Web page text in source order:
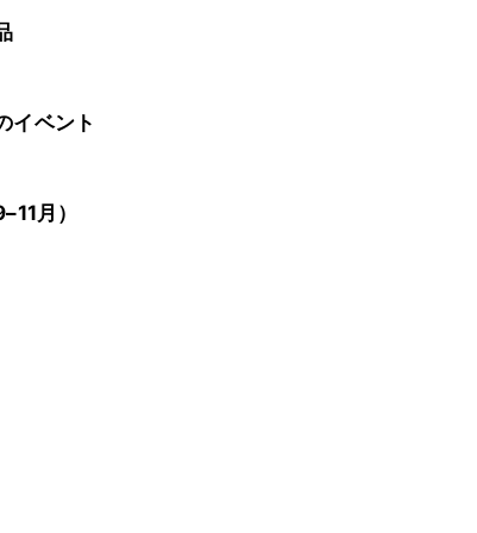
イベント
月）